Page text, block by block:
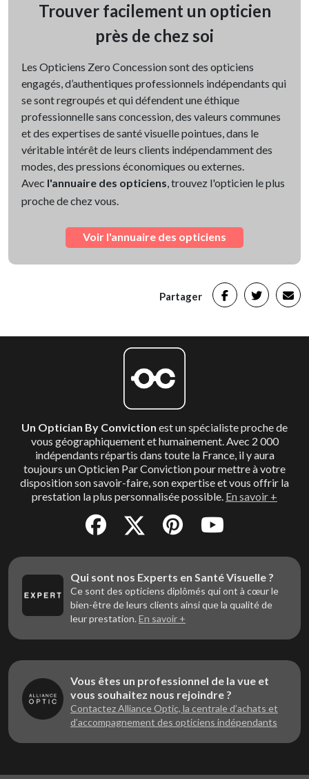
Trouver facilement un opticien
près de chez soi
Les Opticiens Zero Concession sont des opticiens
engagés, d’authentiques professionnels indépendants qui
se sont regroupés et qui défendent une éthique
professionnelle sans concession, des valeurs communes
et des expertises de santé visuelle pointues, dans le
véritable intérêt de leurs clients indépendamment des
modes, des pressions économiques ou externes.
Avec l'annuaire des opticiens, trouvez l'opticien le plus
proche de chez vous.
Voir l'annuaire des opticiens
Partager
Un Optician By Conviction est un spécialiste proche de
vous géographiquement et humainement. Avec 2 000
indépendants répartis dans toute la France, il y aura
toujours un Opticien Par Conviction pour mettre à votre
disposition son savoir-faire, son expertise et vous offrir la
prestation la plus personnalisée possible. En savoir +
Qui sont nos Experts en Santé Visuelle ?
Ce sont des opticiens diplômés qui ont à cœur le
bien-être de leurs clients ainsi que la qualité de
leur prestation. En savoir +
Vous êtes un professionnel de la vue et
vous souhaitez nous rejoindre ?
Contactez Alliance Optic, la centrale d’achats et
d’accompagnement des opticiens indépendants